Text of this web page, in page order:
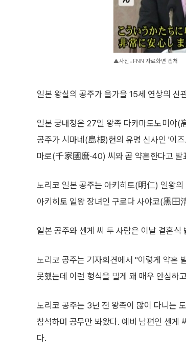
▲사진=FNN 자료화면 캡처
일본 왕실의 공주가 올가을 15세 연상의
일본 궁내청은 27일 왕족 다카마도노미야
공주가 시마네(島根)현의 유명 신사인 '이
마로(千家國麿·40) 씨와 곧 약혼한다고 발
노리코 일본 공주는 아키히토(明仁) 일왕
아키히토 일왕 장녀인 구로다 사야코(黑田
일본 공주와 센게 씨 두 사람은 이날 결혼식
노리코 공주는 기자회견에서 "이렇게 약혼
못했는데 이런 형식을 빌게 돼 매우 안심하
노리코 공주는 3년 전 왕족이 많이 다니는
참석하며 공무만 봐왔다. 예비 남편인 센게
다.